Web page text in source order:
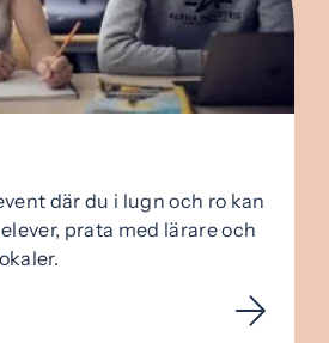
där du i lugn och ro kan
prata med lärare och